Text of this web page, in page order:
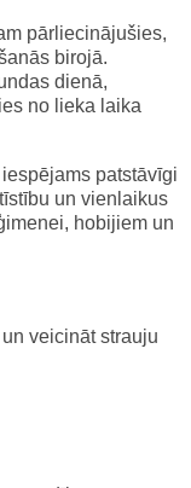
pārliecinājušies,
birojā.
dienā,
no lieka laika
patstāvīgi
un vienlaikus
hobijiem un
veicināt strauju